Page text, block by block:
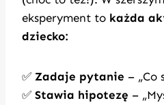
eksperyment to każda
dziecko:
✅ Zadaje pytanie – „Co
✅ Stawia hipotezę –